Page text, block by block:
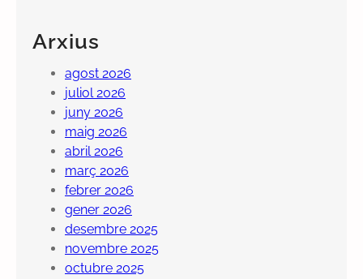
Arxius
agost 2026
juliol 2026
juny 2026
maig 2026
abril 2026
març 2026
febrer 2026
gener 2026
desembre 2025
novembre 2025
octubre 2025